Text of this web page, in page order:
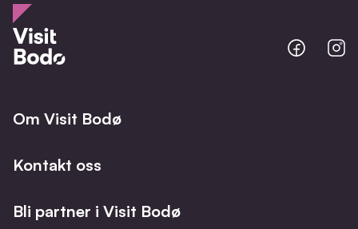
Bodo
@
Om Visit Bodø
Kontakt oss
Bli partner i Visit Bodø